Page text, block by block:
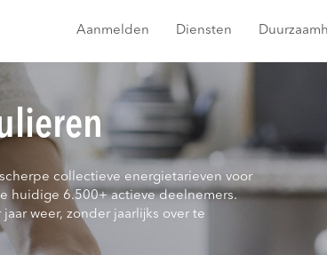
Aanmelden Diensten
collectieve energietarieven voor
huidige 6.500+ actieve deelnemers.
weer, zonder jaarlijks over te